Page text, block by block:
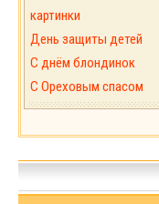
картинки
День защиты детей
С днём блондинок
С Ореховым спасом